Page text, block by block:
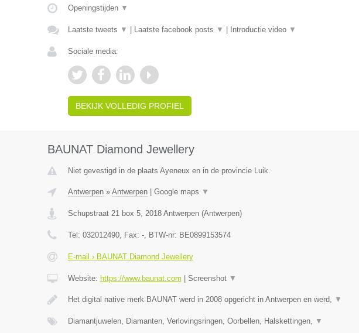
Openingstijden ▼
Laatste tweets ▼ Laatste facebook posts ▼ Introductie video ▼
Sociale media:
BEKIJK VOLLEDIG PROFIEL
BAUNAT Diamond Jewellery
Niet gevestigd in de plaats Ayeneux en in de provincie Luik.
Antwerpen» Antwerpen| Google maps ▼
Schupstraat 21 box 5, 2018 Antwerpen(Antwerpen)
Tel: 032012490, Fax: -, BTW-nr: BE0899153574
E-mail › BAUNAT Diamond Jewellery
Website: https://www.baunat.com Screenshot ▼
Het digital native merk BAUNAT werd in 2008 opgericht in Antwerpen en werd, ▼
Diamantjuwelen, Diamanten, Verlovingsringen, Oorbellen, Halskettingen, ▼